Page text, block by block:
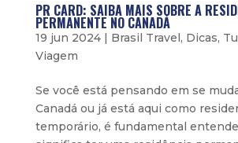
PR CARD: SAIBA MAIS SOBRE A
PERMANENTE NO CANADÁ
19 jun 2024| Brasil Travel , Dicas,
Viagem
Se você está pensando em se
Canadá ou já está aqui como
temporário, é fundamental